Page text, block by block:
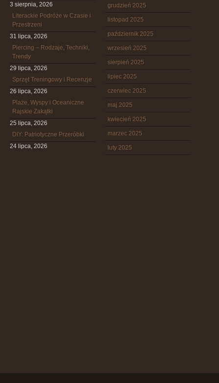
3 sierpnia, 2026
Literackie Podróże w Czasie i
Przestrzeni
31 lipca, 2026
Piercing – Rodzaje, Techniki,
Trendy
29 lipca, 2026
Sprzęt Treningowy i Recenzje
26 lipca, 2026
Plaże, Wyspy i Oceaniczne
Rajskie Zakątki
25 lipca, 2026
DIY: Patriotyczne Przeróbki
24 lipca, 2026
grudzień 2025
listopad 2025
październik 2025
wrzesień 2025
sierpień 2025
lipiec 2025
czerwiec 2025
maj 2025
kwiecień 2025
marzec 2025
luty 2025